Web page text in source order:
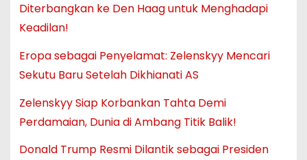
Diterbangkan ke Den Haag untuk Menghadapi
Keadilan!
Eropa sebagai Penyelamat: Zelenskyy Mencari
Sekutu Baru Setelah Dikhianati AS
Zelenskyy Siap Korbankan Tahta Demi
Perdamaian, Dunia di Ambang Titik Balik!
Donald Trump Resmi Dilantik sebagai Presiden